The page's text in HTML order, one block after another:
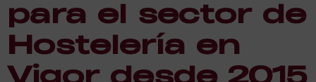
para el sector de
Hostelería en
Vigor desde 2015